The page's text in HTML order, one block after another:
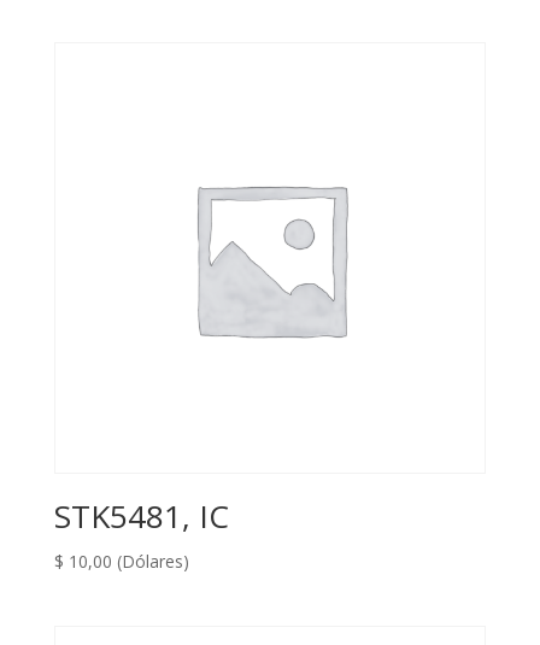
STK5481, IC
$ 10,00 (Dólares)